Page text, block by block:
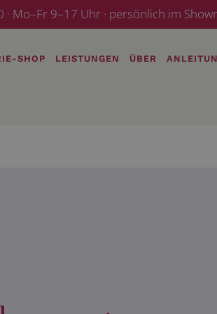
Mo–Fr 9–17 Uhr · persönlich im
SHOP LEISTUNGEN ÜBER